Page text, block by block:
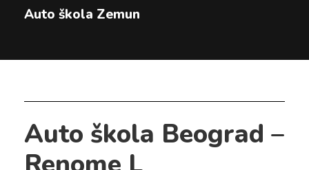
Auto škola Zemun
Auto škola Beograd –